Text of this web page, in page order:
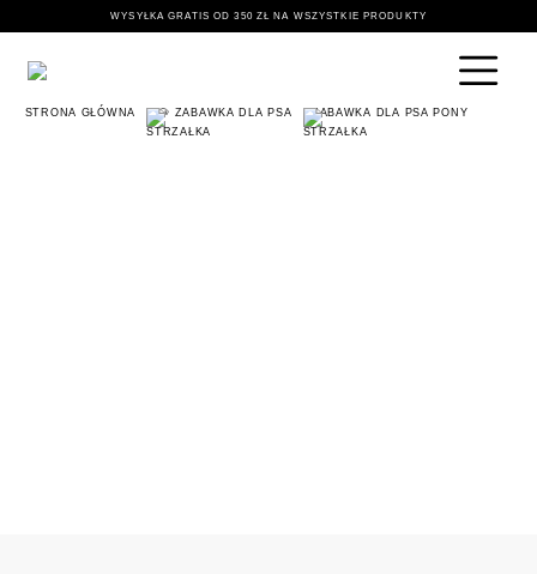
WYSYŁKA GRATIS OD 350 ZŁ NA WSZYSTKIE PRODUKTY
STRONA GŁÓWNA 🐶 ZABAWKA DLA PSA ZABAWKA DLA PSA PONY